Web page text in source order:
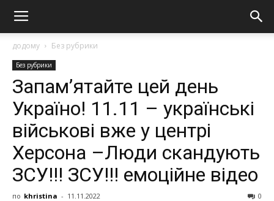
додому Без рубрики
Без рубрики
Запам’ятайте цей день
Україно! 11.11 – українські
військові вже у центрі
Херсона –Люди скандують
ЗСУ!!! ЗСУ!!! емоційне відео
по khristina - 11.11.2022 0